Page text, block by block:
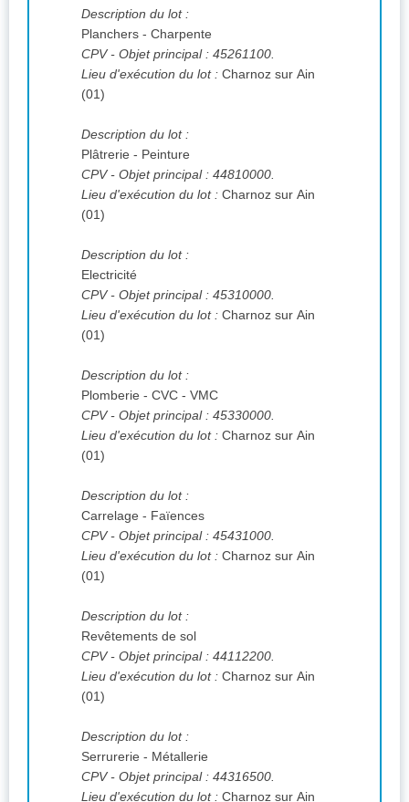
Description du lot :
Planchers - Charpente
CPV- Objet principal : 45261100.
Lieu d'exécution du lot : Charnoz sur Ain
(01)
Description du lot :
Plâtrerie - Peinture
CPV- Objet principal : 44810000.
Lieu d'exécution du lot : Charnoz sur Ain
(01)
Description du lot :
Electricité
CPV- Objet principal : 45310000.
Lieu d'exécution du lot : Charnoz sur Ain
(01)
Description du lot :
Plomberie - CVC - VMC
CPV- Objet principal : 45330000.
Lieu d'exécution du lot : Charnoz sur Ain
(01)
Description du lot :
Carrelage - Faïences
CPV- Objet principal : 45431000.
Lieu d'exécution du lot : Charnoz sur Ain
(01)
Description du lot :
Revêtements de sol
CPV- Objet principal : 44112200.
Lieu d'exécution du lot : Charnoz sur Ain
(01)
Description du lot :
Serrurerie - Métallerie
CPV- Objet principal : 44316500.
Lieu d'exécution du lot : Charnoz sur Ain